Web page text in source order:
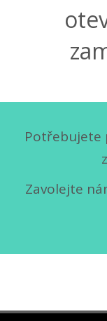
Potřebujete
Zavolejte